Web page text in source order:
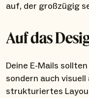
auf, der großzügig
Auf das
Deine E-Mails
sondern auch
strukturiertes